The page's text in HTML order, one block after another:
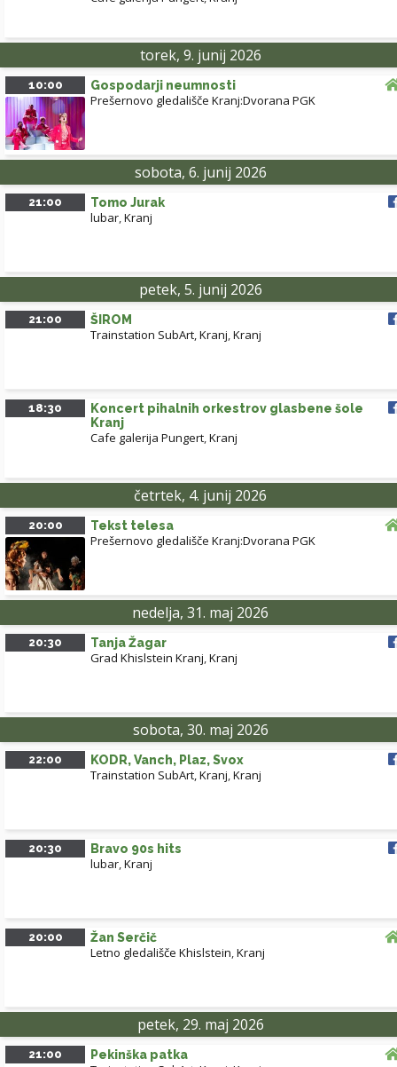
torek, 9. junij 2026
10:00 Gospodarji neumnosti
Prešernovo gledališče Kranj:Dvorana PGK
sobota, 6. junij 2026
21:00 Tomo Jurak
lubar,Kranj
petek, 5. junij 2026
21:00 ŠIROM
Trainstation SubArt, Kranj,Kranj
18:30
Koncert pihalnih orkestrov glasbene šole
Kranj
Cafe galerija Pungert,Kranj
četrtek, 4. junij 2026
20:00 Tekst telesa
Prešernovo gledališče Kranj:Dvorana PGK
nedelja, 31. maj 2026
20:30 Tanja Žagar
Grad Khislstein Kranj,Kranj
sobota, 30. maj 2026
22:00 KODR, Vanch, Plaz, Svox
Trainstation SubArt, Kranj,Kranj
20:30 Bravo 90s hits
lubar,Kranj
20:00 Žan Serčič
Letno gledališče Khislstein,Kranj
petek, 29. maj 2026
21:00 Pekinška patka